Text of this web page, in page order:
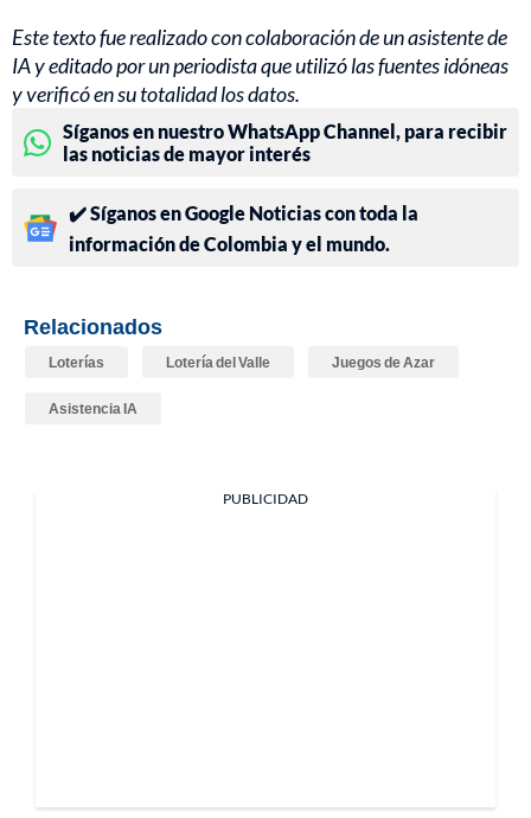
Este texto fue realizado con colaboración de un asistente de
IA y editado por un periodista que utilizó las fuentes idóneas
y verificó en su totalidad los datos.
Síganos en nuestro WhatsApp Channel, para recibir
las noticias de mayor interés
✔️ Síganos en Google Noticias con toda la
información de Colombia y el mundo.
Relacionados
Loterías Lotería del Valle Juegos de Azar
Asistencia IA
PUBLICIDAD